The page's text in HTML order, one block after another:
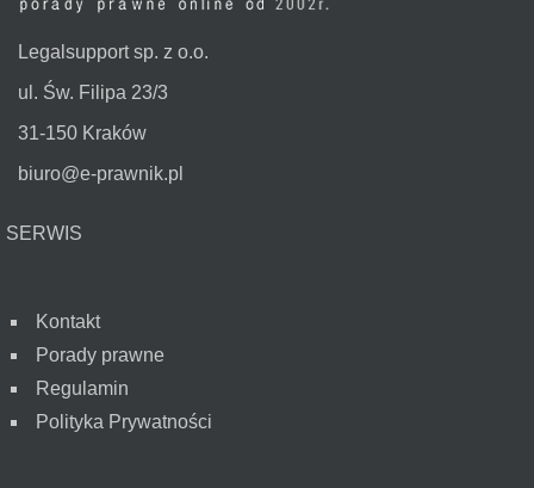
Legalsupport sp. z o.o.
ul. Św. Filipa 23/3
31-150 Kraków
biuro@e-prawnik.pl
SERWIS
Kontakt
Porady prawne
Regulamin
Polityka Prywatności